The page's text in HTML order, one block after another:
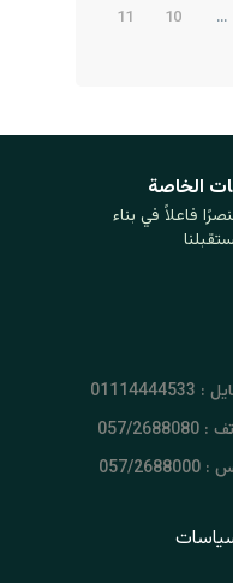
…
10
11
‏الخاصة
فاعلاً في بناء
2688080
2688000